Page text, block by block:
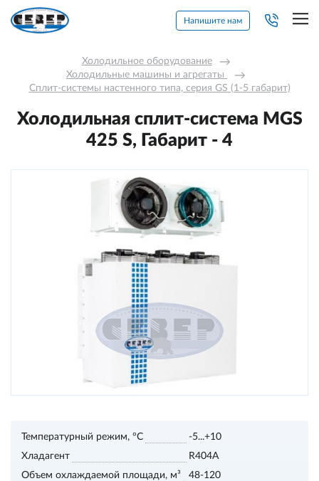
Напишите нам
Холодильное оборудование →
Холодильные машины и агрегаты →
Сплит-системы настенного типа, серия GS (1-5 габарит)
Холодильная сплит-система MGS
425 S, Габарит - 4
Температурный режим, °С
-5...+10
Хладагент
R404A
Объем охлаждаемой площади, м³
48-120